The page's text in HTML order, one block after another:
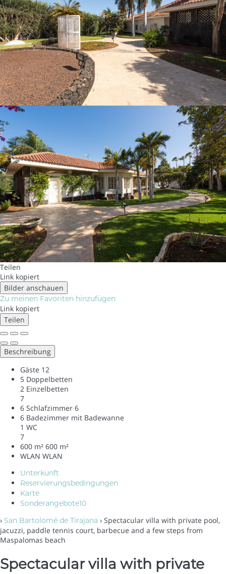
Teilen
Link kopiert
Bilder anschauen
Zu meinen Favoriten hinzufügen
Link kopiert
Teilen
Beschreibung
Gäste 12
5 Doppelbetten
2 Einzelbetten
7
6 Schlafzimmer 6
6 Badezimmer mit Badewanne
1 WC
7
600 m² 600 m²
WLAN WLAN
Unterkunft
Reservierungsbedingungen
Karte
Sonderangebote10
› San Bartolomé de Tirajana › Spectacular villa with private pool,
jacuzzi, paddle tennis court, barbecue and a few steps from
Maspalomas beach
Spectacular villa with private